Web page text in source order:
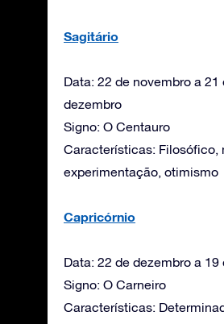
Sagitário
Data: 22 de novembro a 21
dezembro
Signo: O Centauro
Características: Filosófico,
experimentação, otimismo
Capricórnio
Data: 22 de dezembro a 19
Signo: O Carneiro
Características: